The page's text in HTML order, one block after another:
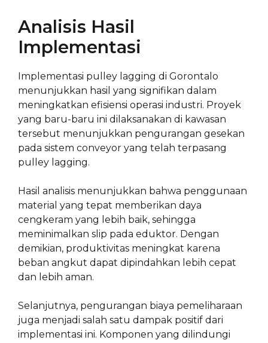
Analisis Hasil
Implementasi
Implementasi pulley lagging di Gorontalo
menunjukkan hasil yang signifikan dalam
meningkatkan efisiensi operasi industri. Proyek
yang baru-baru ini dilaksanakan di kawasan
tersebut menunjukkan pengurangan gesekan
pada sistem conveyor yang telah terpasang
pulley lagging.
Hasil analisis menunjukkan bahwa penggunaan
material yang tepat memberikan daya
cengkeram yang lebih baik, sehingga
meminimalkan slip pada eduktor. Dengan
demikian, produktivitas meningkat karena
beban angkut dapat dipindahkan lebih cepat
dan lebih aman.
Selanjutnya, pengurangan biaya pemeliharaan
juga menjadi salah satu dampak positif dari
implementasi ini. Komponen yang dilindungi